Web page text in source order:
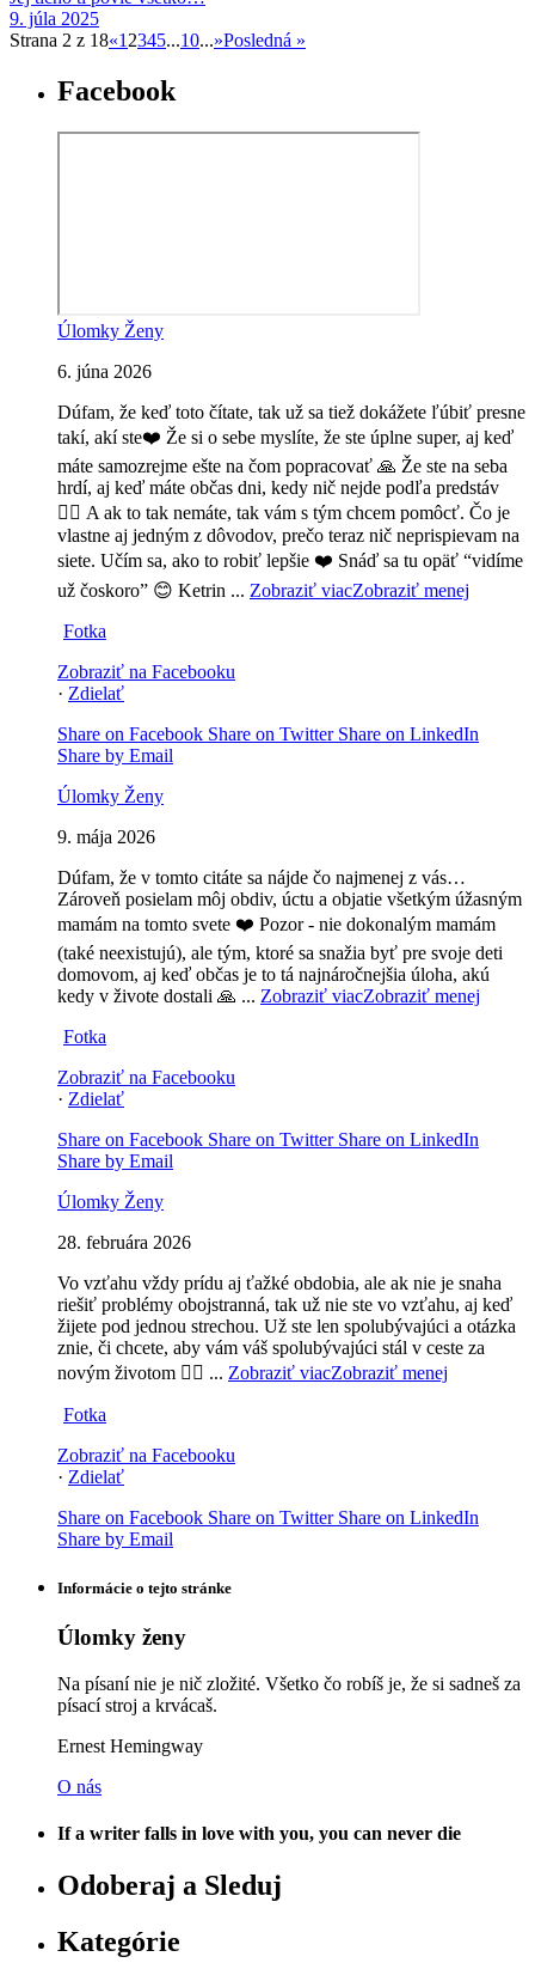
9. júla 2025
Strana 2 z 18«1 2345...10...»Posledná »
Facebook
Úlomky Ženy
6. júna 2026
Dúfam, že keď toto čítate, tak už sa tiež dokážete ľúbiť presne
takí, akí ste❤️ Že si o sebe myslíte, že ste úplne super, aj keď
máte samozrejme ešte na čom popracovať 🙏 Že ste na seba
hrdí, aj keď máte občas dni, kedy nič nejde podľa predstáv
🤷‍♀️ A ak to tak nemáte, tak vám s tým chcem pomôcť. Čo je
vlastne aj jedným z dôvodov, prečo teraz nič neprispievam na
siete. Učím sa, ako to robiť lepšie ❤️ Snáď sa tu opäť “vidíme
už čoskoro” 😊 Ketrin ... Zobraziť viacZobraziť menej
Fotka
Zobraziť na Facebooku
· Zdielať
Share on Facebook Share on Twitter Share on LinkedIn
Share by Email
Úlomky Ženy
9. mája 2026
Dúfam, že v tomto citáte sa nájde čo najmenej z vás…
Zároveň posielam môj obdiv, úctu a objatie všetkým úžasným
mamám na tomto svete ❤️ Pozor - nie dokonalým mamám
(také neexistujú), ale tým, ktoré sa snažia byť pre svoje deti
domovom, aj keď občas je to tá najnáročnejšia úloha, akú
kedy v živote dostali 🙏 ... Zobraziť viacZobraziť menej
Fotka
Zobraziť na Facebooku
· Zdielať
Share on Facebook Share on Twitter Share on LinkedIn
Share by Email
Úlomky Ženy
28. februára 2026
Vo vzťahu vždy prídu aj ťažké obdobia, ale ak nie je snaha
riešiť problémy obojstranná, tak už nie ste vo vzťahu, aj keď
žijete pod jednou strechou. Už ste len spolubývajúci a otázka
znie, či chcete, aby vám váš spolubývajúci stál v ceste za
novým životom 🤷‍♀️ ... Zobraziť viacZobraziť menej
Fotka
Zobraziť na Facebooku
· Zdielať
Share on Facebook Share on Twitter Share on LinkedIn
Share by Email
Informácie o tejto stránke
Úlomky ženy
Na písaní nie je nič zložité. Všetko čo robíš je, že si sadneš za
písací stroj a krvácaš.
Ernest Hemingway
O nás
If a writer falls in love with you, you can never die
Odoberaj a Sleduj
Kategórie